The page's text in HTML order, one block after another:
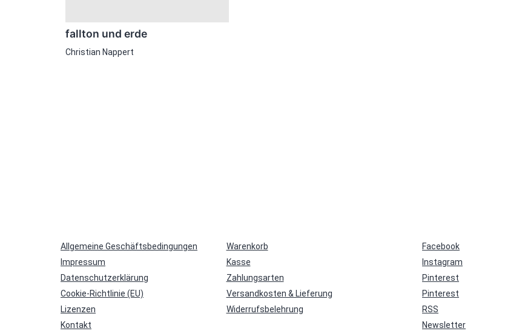
fallton und erde
Christian Nappert
Allgemeine Geschäftsbedingungen
Impressum
Datenschutzerklärung
Cookie-Richtlinie (EU)
Lizenzen
Kontakt
Warenkorb
Kasse
Zahlungsarten
Versandkosten & Lieferung
Widerrufsbelehrung
Facebook
Instagram
Pinterest
Pinterest
RSS
Newsletter